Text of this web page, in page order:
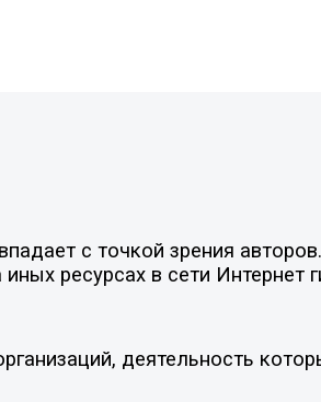
с точкой зрения
ресурсах в сети Интернет
деятельность